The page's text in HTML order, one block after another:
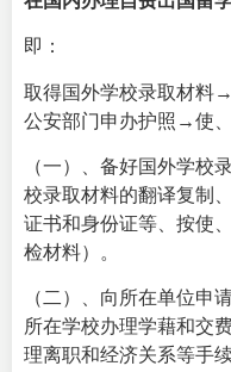
即：
取得国外学校录取材
公安部门申办护照→使
（一）、备好国外学校
校录取材料的翻译复制
证书和身份证等、按使
检材料）。
（二）、向所在单位申
所在学校办理学藉和交
理离职和经济关系等手